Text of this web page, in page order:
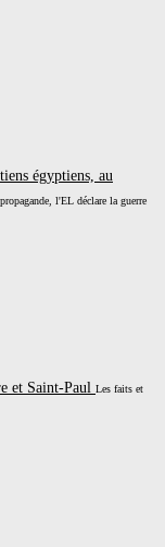
égyptiens, au
l'EL déclare la guerre
et Saint-Paul Les faits et